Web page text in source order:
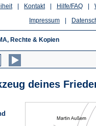
Hilfe/FAQ
Kontakt
Impressum
Rechte & Kopien
deines